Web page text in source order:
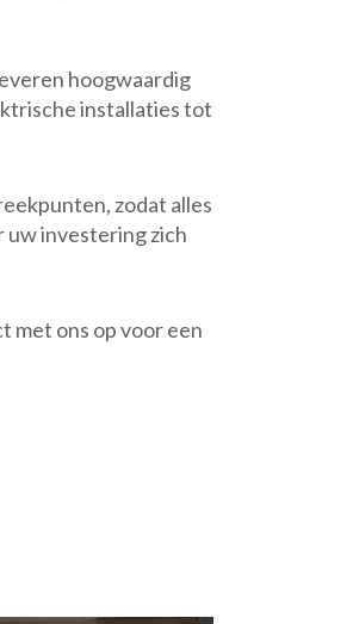
hoogwaardig
installaties tot
zodat alles
investering zich
met ons op voor een